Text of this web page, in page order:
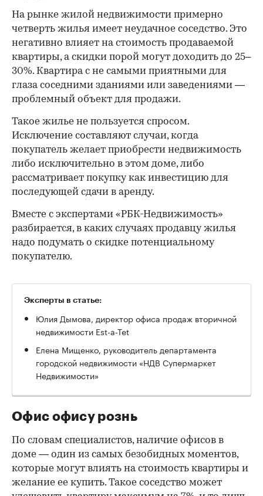
На рынке жилой недвижимости примерно
четверть жилья имеет неудачное соседство. Это
негативно влияет на стоимость продаваемой
квартиры, а скидки порой могут доходить до 25–
30%. Квартира с не самыми приятными для
глаза соседними зданиями или заведениями —
проблемный объект для продажи.
Такое жилье не пользуется спросом.
Исключение составляют случаи, когда
покупатель желает приобрести недвижимость
либо исключительно в этом доме, либо
рассматривает покупку как инвестицию для
последующей сдачи в аренду.
Вместе с экспертами «РБК-Недвижимость»
разбирается, в каких случаях продавцу жилья
надо подумать о скидке потенциальному
покупателю.
Эксперты в статье:
Юлия Дымова, директор офиса продаж вторичной
недвижимости Est-a-Tet
Елена Мищенко, руководитель департамента
городской недвижимости «НДВ Супермаркет
Недвижимости»
Офис офису рознь
По словам специалистов, наличие офисов в
доме — один из самых безобидных моментов,
которые могут влиять на стоимость квартиры и
желание ее купить. Такое соседство может